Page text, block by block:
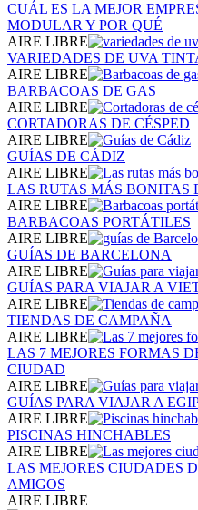
CUÁL ES LA MEJOR
MODULAR Y POR QUÉ
AIRE LIBRE
VARIEDADES DE UVA
AIRE LIBRE
BARBACOAS DE GAS
AIRE LIBRE
CORTADORAS DE CÉSPED
AIRE LIBRE
GUÍAS DE CÁDIZ
AIRE LIBRE
LAS RUTAS MÁS BONITAS
AIRE LIBRE
BARBACOAS PORTÁTILES
AIRE LIBRE
GUÍAS DE BARCELONA
AIRE LIBRE
GUÍAS PARA VIAJAR A
AIRE LIBRE
TIENDAS DE CAMPAÑA
AIRE LIBRE
LAS 7 MEJORES FORMAS
CIUDAD
AIRE LIBRE
GUÍAS PARA VIAJAR A
AIRE LIBRE
PISCINAS HINCHABLES
AIRE LIBRE
LAS MEJORES CIUDADES
AMIGOS
AIRE LIBRE